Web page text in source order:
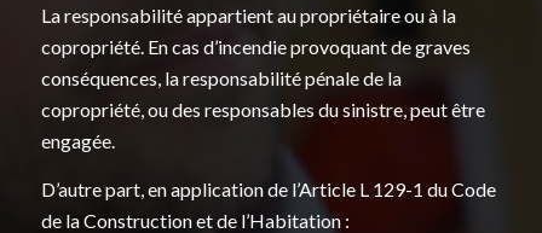
La responsabilité appartient au propriétaire ou à la
copropriété. En cas d’incendie provoquant de graves
conséquences, la responsabilité pénale de la
copropriété, ou des responsables du sinistre, peut être
engagée.
D’autre part, en application de l’Article L 129-1 du Code
de la Construction et de l’Habitation :